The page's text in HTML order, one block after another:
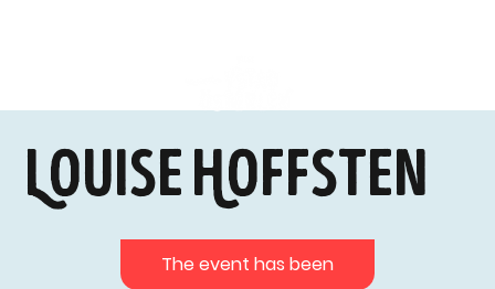
Louise Hoffsten
The event has been